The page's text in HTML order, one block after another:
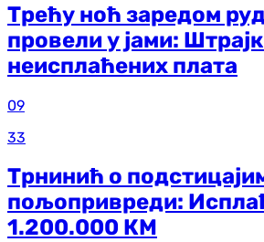
Трећу ноћ заредом
провели у јами:
неисплаћених плата
09
33
Трнинић о
пољопривреди:
1.200.000 КМ